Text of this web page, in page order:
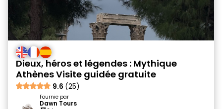
Dieux, héros et légendes : Mythique
Athènes Visite guidée gratuite
9.6 (25)
Fournie par
Dawn Tours